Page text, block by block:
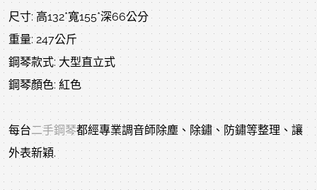
尺寸: 高132*寬155*深66公分
重量: 247公斤
鋼琴款式: 大型直立式
鋼琴顏色: 紅色
每台二手鋼琴都經專業調音師除塵、除鏽、防鏽等整理、讓
外表新穎.